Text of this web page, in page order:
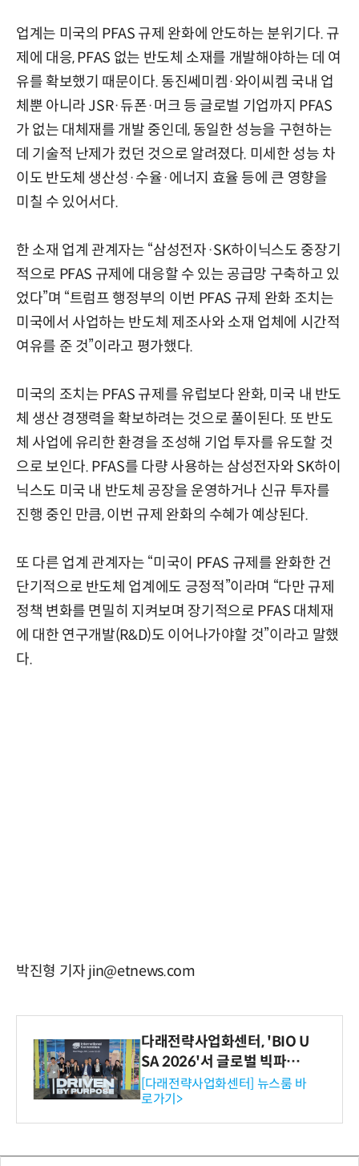
업계는 미국의 PFAS 규제 완화에 안도하는 분위기다. 규
제에 대응, PFAS 없는 반도체 소재를 개발해야하는 데 여
유를 확보했기 때문이다. 동진쎄미켐·와이씨켐 국내 업
체뿐 아니라 JSR·듀폰·머크 등 글로벌 기업까지 PFAS
가 없는 대체재를 개발 중인데, 동일한 성능을 구현하는
데 기술적 난제가 컸던 것으로 알려졌다. 미세한 성능 차
이도 반도체 생산성·수율·에너지 효율 등에 큰 영향을
미칠 수 있어서다.
한 소재 업계 관계자는 “삼성전자·SK하이닉스도 중장기
적으로 PFAS 규제에 대응할 수 있는 공급망 구축하고 있
었다”며 “트럼프 행정부의 이번 PFAS 규제 완화 조치는
미국에서 사업하는 반도체 제조사와 소재 업체에 시간적
여유를 준 것”이라고 평가했다.
미국의 조치는 PFAS 규제를 유럽보다 완화, 미국 내 반도
체 생산 경쟁력을 확보하려는 것으로 풀이된다. 또 반도
체 사업에 유리한 환경을 조성해 기업 투자를 유도할 것
으로 보인다. PFAS를 다량 사용하는 삼성전자와 SK하이
닉스도 미국 내 반도체 공장을 운영하거나 신규 투자를
진행 중인 만큼, 이번 규제 완화의 수혜가 예상된다.
또 다른 업계 관계자는 “미국이 PFAS 규제를 완화한 건
단기적으로 반도체 업계에도 긍정적”이라며 “다만 규제
정책 변화를 면밀히 지켜보며 장기적으로 PFAS 대체재
에 대한 연구개발(R&D)도 이어나가야할 것”이라고 말했
다.
박진형 기자 jin@etnews.com
다래전략사업화센터, 'BIO U
SA 2026'서 글로벌 빅파마
와의 비즈니스 미팅 지원…K
-바이오 해외 진출 교두보 확
보
[다래전략사업화센터] 뉴스룸 바
로가기>